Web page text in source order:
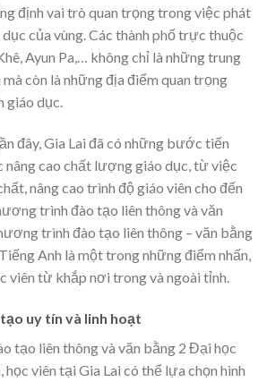
định vai trò quan trọng trong việc phát
của vùng. Các thành phố trực thuộc
Ayun Pa,… không chỉ là những trung
còn là những địa điểm quan trọng
giáo dục.
đây, Gia Lai đã có những bước tiến
cao chất lượng giáo dục, từ việc
nâng cao trình độ giáo viên cho đến
trình đào tạo liên thông và văn
trình đào tạo liên thông – văn bằng
Anh là một trong những điểm nhấn,
viên từ khắp nơi trong và ngoài tỉnh.
uy tín và linh hoạt
tạo liên thông và văn bằng 2 Đại học
học viên tại Gia Lai có thể lựa chọn hình